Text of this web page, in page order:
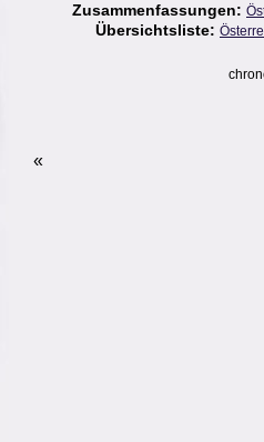
Zusammenfassungen:
Übersichtsliste:
«